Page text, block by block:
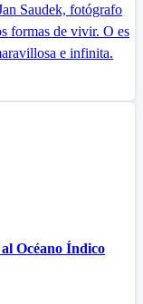
Saudek, fotógrafo
formas de vivir. O es
e infinita.
Océano Índico